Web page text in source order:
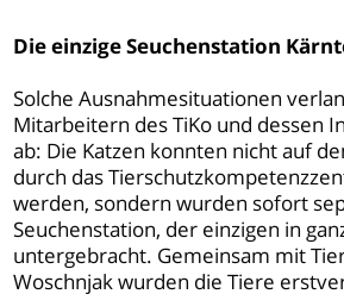
Die einzige Seuchenstation
Solche Ausnahmesituationen
Mitarbeitern des TiKo und dessen
ab: Die Katzen konnten nicht auf
durch das
werden, sondern wurden sofort
Seuchenstation, der einzigen in
untergebracht. Gemeinsam mit
Woschnjak wurden die Tiere